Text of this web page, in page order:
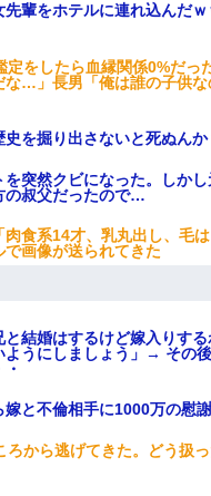
輩をホテルに連れ込んだ
定をしたら血縁関係0%だっ
な…」長男「俺は誰の子供
史を掘り出さないと死ぬん
を突然クビになった。しか
の叔父だったので…
肉食系14才、乳丸出し、毛
画像が送られてきた
と結婚はするけど嫁入りする
ようにしましょう」→ その
と不倫相手に1000万の慰
ろから逃げてきた。どう扱